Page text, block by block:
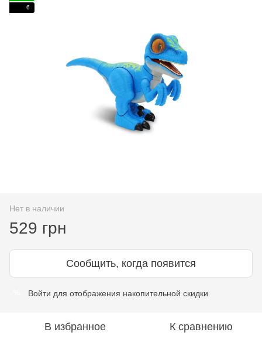
6
Нет в наличии
529 грн
Сообщить, когда появится
Войти для отображения накопительной скидки
В избранное К сравнению